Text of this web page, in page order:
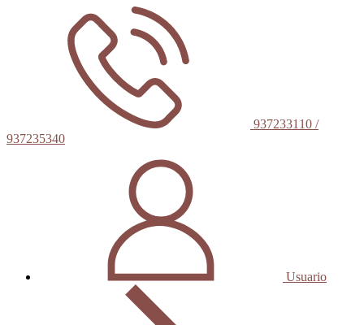
937233110 /
937235340
Usuario